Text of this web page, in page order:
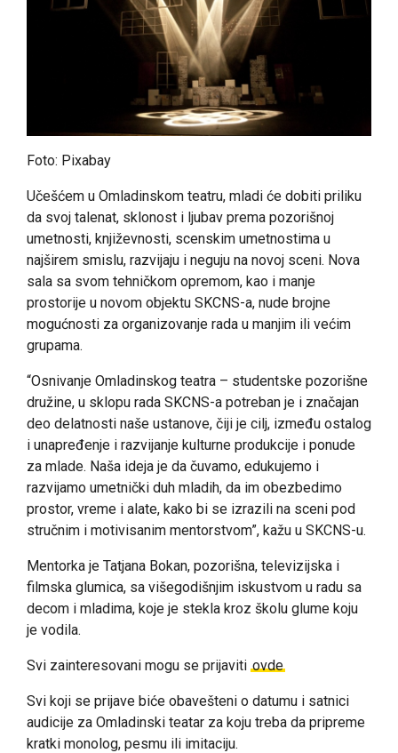
Foto: Pixabay
Učešćem u Omladinskom teatru, mladi će dobiti priliku
da svoj talenat, sklonost i ljubav prema pozorišnoj
umetnosti, književnosti, scenskim umetnostima u
najširem smislu, razvijaju i neguju na novoj sceni. Nova
sala sa svom tehničkom opremom, kao i manje
prostorije u novom objektu SKCNS-a, nude brojne
mogućnosti za organizovanje rada u manjim ili većim
grupama.
“Osnivanje Omladinskog teatra – studentske pozorišne
družine, u sklopu rada SKCNS-a potreban je i značajan
deo delatnosti naše ustanove, čiji je cilj, između ostalog
i unapređenje i razvijanje kulturne produkcije i ponude
za mlade. Naša ideja je da čuvamo, edukujemo i
razvijamo umetnički duh mladih, da im obezbedimo
prostor, vreme i alate, kako bi se izrazili na sceni pod
stručnim i motivisanim mentorstvom”, kažu u SKCNS-u.
Mentorka je Tatjana Bokan, pozorišna, televizijska i
filmska glumica, sa višegodišnjim iskustvom u radu sa
decom i mladima, koje je stekla kroz školu glume koju
je vodila.
Svi zainteresovani mogu se prijaviti ovde
Svi koji se prijave biće obavešteni o datumu i satnici
audicije za Omladinski teatar za koju treba da pripreme
kratki monolog, pesmu ili imitaciju.